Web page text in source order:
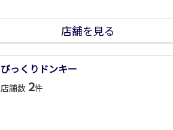
店舗を見る
びっくりドンキー
店舗数 2件